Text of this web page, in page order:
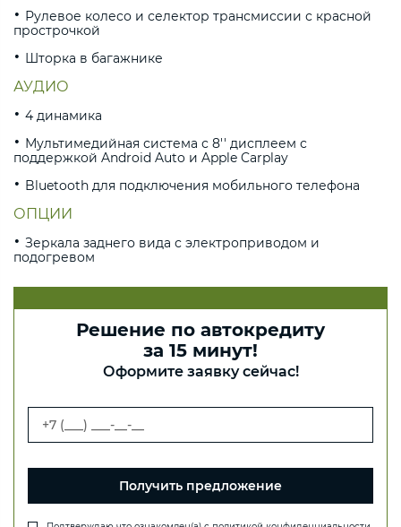
Рулевое колесо и селектор трансмиссии с красной
прострочкой
Шторка в багажнике
АУДИО
4 динамика
Мультимедийная система с 8'' дисплеем с
поддержкой Android Auto и Apple Carplay
Bluetooth для подключения мобильного телефона
ОПЦИИ
Зеркала заднего вида с электроприводом и
подогревом
Решение по автокредиту
за 15 минут!
Оформите заявку сейчас!
Получить предложение